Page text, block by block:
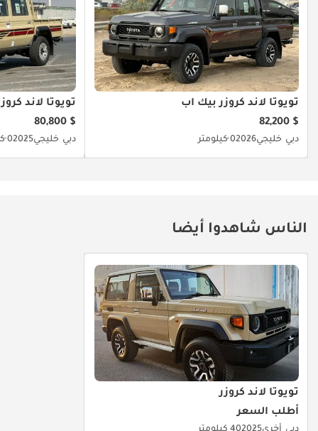
تويوتا لاند كروزر بيك آب
$ 82,200
دبي خليجي20260 كيلومتر
تويوتا لاند
$ 80,800
دبي خليجي20250 كيلومتر
الناس شاهدوا أيضا
تويوتا لاند كروزر
أطلب السعر